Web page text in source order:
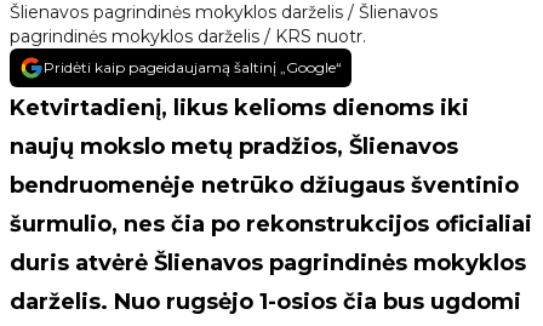
Šlienavos pagrindinės mokyklos darželis / Šlienavos
pagrindinės mokyklos darželis / KRS nuotr.
Pridėti kaip pageidaujamą šaltinį „Google“
Ketvirtadienį, likus kelioms dienoms iki
naujų mokslo metų pradžios, Šlienavos
bendruomenėje netrūko džiugaus šventinio
šurmulio, nes čia po rekonstrukcijos oficialiai
duris atvėrė Šlienavos pagrindinės mokyklos
darželis. Nuo rugsėjo 1-osios čia bus ugdomi